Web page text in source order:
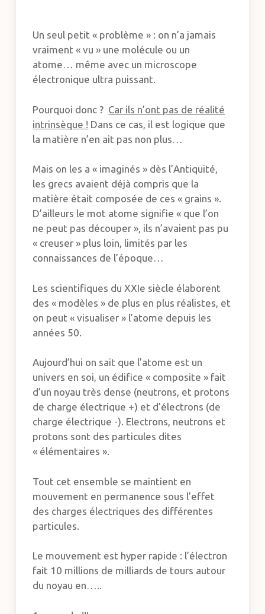
Un seul petit « problème » : on n’a jamais
vraiment « vu » une molécule ou un
atome… même avec un microscope
électronique ultra puissant.
Pourquoi donc ? Car ils n’ont pas de réalité
intrinsèque ! Dans ce cas, il est logique que
la matière n’en ait pas non plus…
Mais on les a « imaginés » dès l’Antiquité,
les grecs avaient déjà compris que la
matière était composée de ces « grains ».
D’ailleurs le mot atome signifie « que l’on
ne peut pas découper », ils n’avaient pas pu
« creuser » plus loin, limités par les
connaissances de l’époque…
Les scientifiques du XXIe siècle élaborent
des « modèles » de plus en plus réalistes, et
on peut « visualiser » l’atome depuis les
années 50.
Aujourd’hui on sait que l’atome est un
univers en soi, un édifice « composite » fait
d’un noyau très dense (neutrons, et protons
de charge électrique +) et d’électrons (de
charge électrique -). Electrons, neutrons et
protons sont des particules dites
« élémentaires ».
Tout cet ensemble se maintient en
mouvement en permanence sous l’effet
des charges électriques des différentes
particules.
Le mouvement est hyper rapide : l’électron
fait 10 millions de milliards de tours autour
du noyau en…..